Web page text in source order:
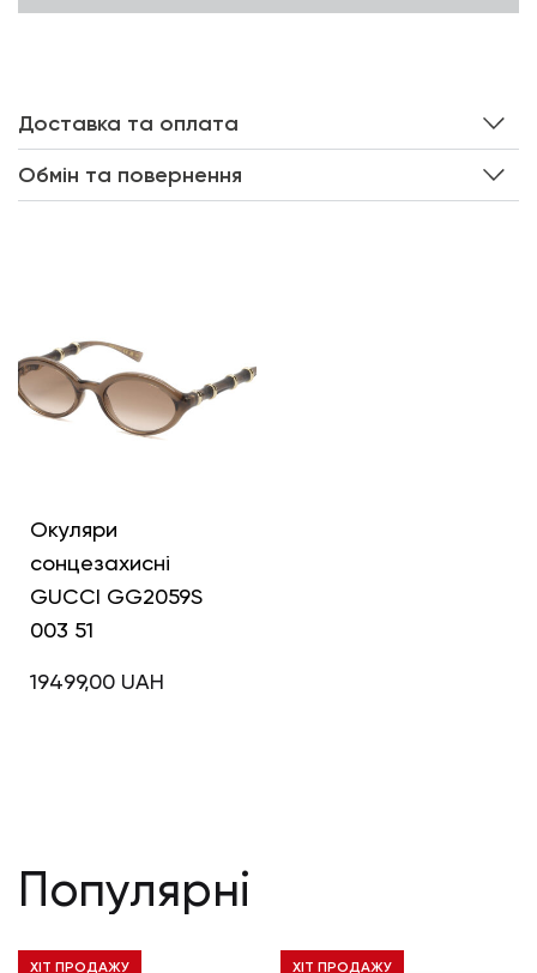
Доставка та оплата
Обмін та повернення
Інші кольори
Окуляри
сонцезахисні
GUCCI GG2059S
003 51
19499,00 UAH
Популярні
ХІТ ПРОДАЖУ ХІТ ПРОДАЖУ